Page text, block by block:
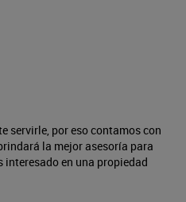
servirle, por eso contamos con
la mejor asesoría para
en una propiedad